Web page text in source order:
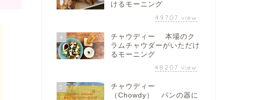
けるモーニング
49707 view
4
チャウディー 本場のク
ラムチャウダーがいただけ
るモーニング
48207 view
5
チャウディー
（Chowdy） パンの器に